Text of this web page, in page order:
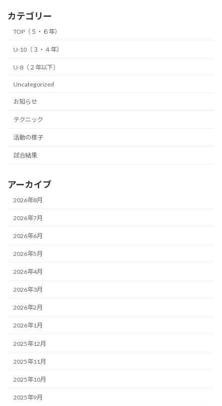
カテゴリー
TOP（５・６年）
U-10（３・４年）
U-8（２年以下）
Uncategorized
お知らせ
テクニック
活動の様子
試合結果
アーカイブ
2026年8月
2026年7月
2026年6月
2026年5月
2026年4月
2026年3月
2026年2月
2026年1月
2025年12月
2025年11月
2025年10月
2025年9月